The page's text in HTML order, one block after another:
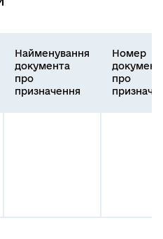
Найменування
документа
про
призначення
Номер
про